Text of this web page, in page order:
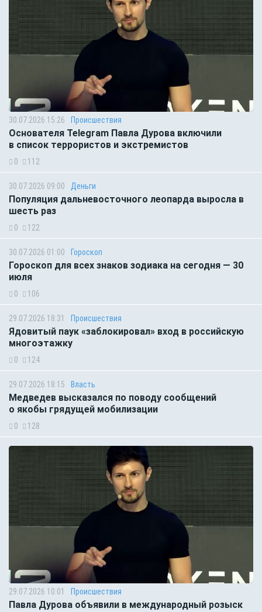
30.07.2026 15:26 Происшествия
Основателя Telegram Павла Дурова включили
в список террористов и экстремистов
0 112
30.07.2026 09:00 Деньги
Популяция дальневосточного леопарда выросла в
шесть раз
0 122
30.07.2026 01:00 Гороскоп
Гороскоп для всех знаков зодиака на сегодня — 30
июля
0 106
29.07.2026 18:31 Происшествия
Ядовитый паук «заблокировал» вход в российскую
многоэтажку
0 124
29.07.2026 18:15 Власть
Медведев высказался по поводу сообщений
о якобы грядущей мобилизации
0 128
29.07.2026 10:01 Происшествия
Павла Дурова объявили в международный розыск